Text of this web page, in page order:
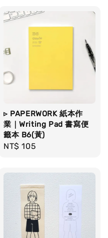
▹ PAPERWORK 紙本作
業｜Writing Pad 書寫便
籤本 B6(黃)
Regular
NT$ 105